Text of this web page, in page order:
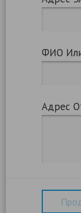
ФИО
Адрес